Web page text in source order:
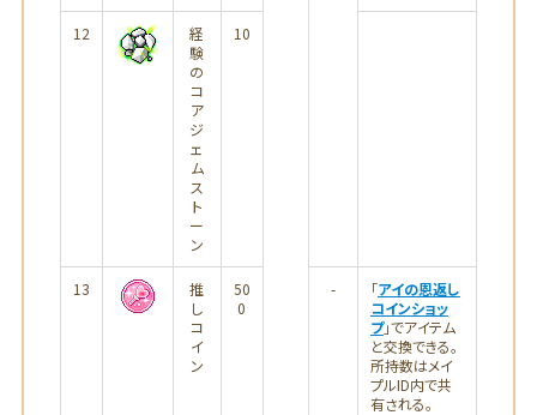
12
経
験
の
コ
ア
ジ
ェ
ム
ス
ト
ー
ン
10
13
推
し
コ
イ
ン
50
0
- 「アイの恩返し
コインショッ
プ」でアイテム
と交換できる。
所持数はメイ
プルID内で共
有される。